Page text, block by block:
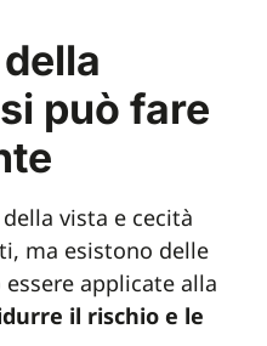
può fare
vista e cecità
ma esistono delle
applicate alla
il rischio e le